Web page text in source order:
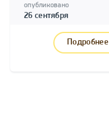
опубликовано
26 сентября
Подробнее